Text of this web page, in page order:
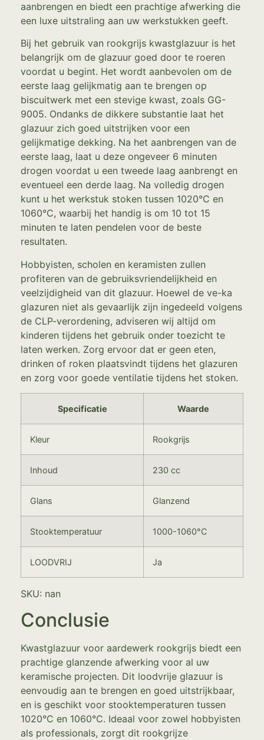
aanbrengen en biedt een prachtige afwerking die
een luxe uitstraling aan uw werkstukken geeft.
Bij het gebruik van rookgrijs kwastglazuur is het
belangrijk om de glazuur goed door te roeren
voordat u begint. Het wordt aanbevolen om de
eerste laag gelijkmatig aan te brengen op
biscuitwerk met een stevige kwast, zoals GG-
9005. Ondanks de dikkere substantie laat het
glazuur zich goed uitstrijken voor een
gelijkmatige dekking. Na het aanbrengen van de
eerste laag, laat u deze ongeveer 6 minuten
drogen voordat u een tweede laag aanbrengt en
eventueel een derde laag. Na volledig drogen
kunt u het werkstuk stoken tussen 1020°C en
1060°C, waarbij het handig is om 10 tot 15
minuten te laten pendelen voor de beste
resultaten.
Hobbyisten, scholen en keramisten zullen
profiteren van de gebruiksvriendelijkheid en
veelzijdigheid van dit glazuur. Hoewel de ve-ka
glazuren niet als gevaarlijk zijn ingedeeld volgens
de CLP-verordening, adviseren wij altijd om
kinderen tijdens het gebruik onder toezicht te
laten werken. Zorg ervoor dat er geen eten,
drinken of roken plaatsvindt tijdens het glazuren
en zorg voor goede ventilatie tijdens het stoken.
Specificatie Waarde
Kleur Rookgrijs
Inhoud 230 cc
Glans Glanzend
Stooktemperatuur 1000-1060°C
LOODVRIJ Ja
SKU: nan
Conclusie
Kwastglazuur voor aardewerk rookgrijs biedt een
prachtige glanzende afwerking voor al uw
keramische projecten. Dit loodvrije glazuur is
eenvoudig aan te brengen en goed uitstrijkbaar,
en is geschikt voor stooktemperaturen tussen
1020°C en 1060°C. Ideaal voor zowel hobbyisten
als professionals, zorgt dit rookgrijze